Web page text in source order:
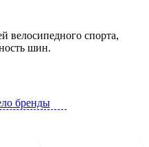
велосипедного спорта,
шин.
бренды